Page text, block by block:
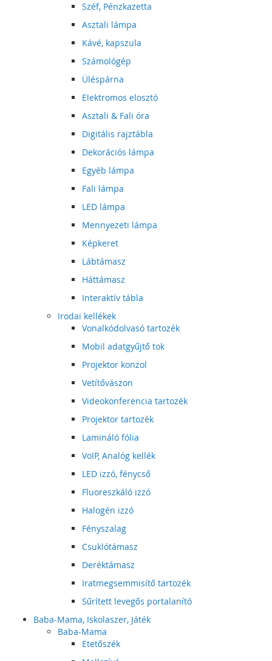
Széf, Pénzkazetta
Asztali lámpa
Kávé, kapszula
Számológép
Üléspárna
Elektromos elosztó
Asztali & Fali óra
Digitális rajztábla
Dekorációs lámpa
Egyéb lámpa
Fali lámpa
LED lámpa
Mennyezeti lámpa
Képkeret
Lábtámasz
Háttámasz
Interaktív tábla
Irodai kellékek
Vonalkódolvasó tartozék
Mobil adatgyűjtő tok
Projektor konzol
Vetítővászon
Videokonferencia tartozék
Projektor tartozék
Lamináló fólia
VoIP, Analóg kellék
LED izzó, fénycső
Fluoreszkáló izzó
Halogén izzó
Fényszalag
Csuklótámasz
Deréktámasz
Iratmegsemmisítő tartozék
Sűrített levegős portalanító
Baba-Mama, Iskolaszer, Játék
Baba-Mama
Etetőszék